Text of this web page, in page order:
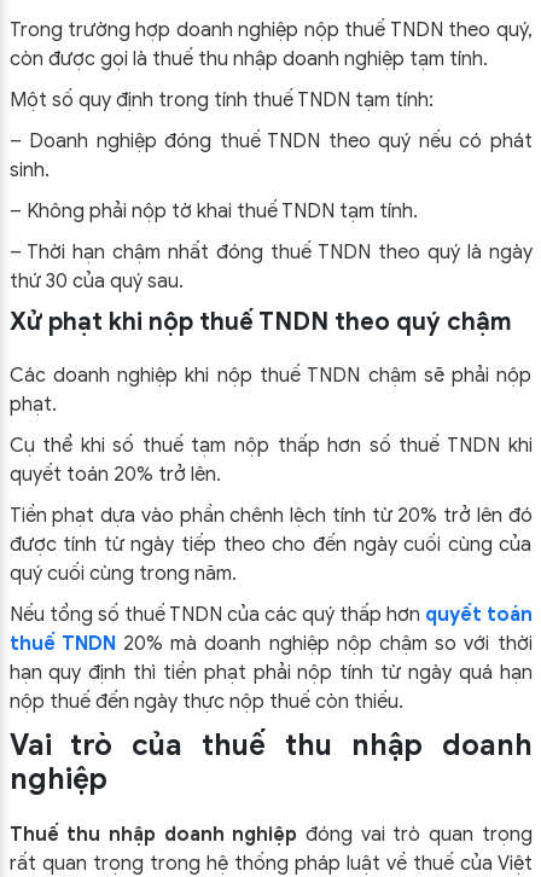
Trong trường hợp doanh nghiệp nộp thuế TNDN theo quý,
còn được gọi là thuế thu nhập doanh nghiệp tạm tính.
Một số quy định trong tính thuế TNDN tạm tính:
– Doanh nghiệp đóng thuế TNDN theo quý nếu có phát
sinh.
– Không phải nộp tờ khai thuế TNDN tạm tính.
– Thời hạn chậm nhất đóng thuế TNDN theo quý là ngày
thứ 30 của quý sau.
Xử phạt khi nộp thuế TNDN theo quý chậm
Các doanh nghiệp khi nộp thuế TNDN chậm sẽ phải nộp
phạt.
Cụ thể khi số thuế tạm nộp thấp hơn số thuế TNDN khi
quyết toán 20% trở lên.
Tiền phạt dựa vào phần chênh lệch tính từ 20% trở lên đó
được tính từ ngày tiếp theo cho đến ngày cuối cùng của
quý cuối cùng trong năm.
Nếu tổng số thuế TNDN của các quý thấp hơn quyết toán
thuế TNDN 20% mà doanh nghiệp nộp chậm so với thời
hạn quy định thì tiền phạt phải nộp tính từ ngày quá hạn
nộp thuế đến ngày thực nộp thuế còn thiếu.
Vai trò của thuế thu nhập doanh
nghiệp
Thuế thu nhập doanh nghiệp đóng vai trò quan trọng
rất quan trọng trong hệ thống pháp luật về thuế của Việt